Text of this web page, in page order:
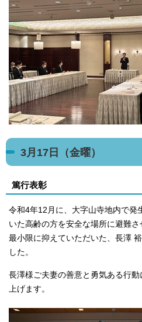
3月17日（金曜）
篤行表彰
令和4年12月に、大字山寺地内で発
いた高齢の方を安全な場所に避難
最小限に抑えていただいた、長澤
した。
長澤様ご夫妻の善意と勇気ある行
上げます。